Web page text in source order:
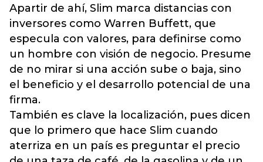
Apartir de ahí, Slim marca distancias con
inversores como Warren Buffett, que
especula con valores, para definirse como
un hombre con visión de negocio. Presume
de no mirar si una acción sube o baja, sino
el beneficio y el desarrollo potencial de una
firma.
También es clave la localización, pues dicen
que lo primero que hace Slim cuando
aterriza en un país es preguntar el precio